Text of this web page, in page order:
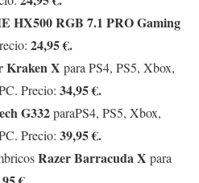
HX500 RGB 7.1 PRO Gaming
24,95 €.
Kraken X para PS4, PS5, Xbox,
Precio: 34,95 €.
G332paraPS4, PS5, Xbox,
Precio: 39,95 €.
Razer Barracuda X para